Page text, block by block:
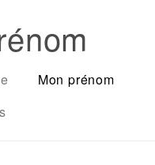
Mon prénom